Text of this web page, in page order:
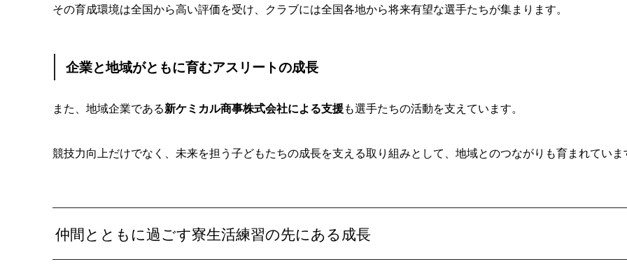
その育成環境は全国から高い評価を受け、クラブには全国各地から将来有望な選手たちが集まります。
企業と地域がともに育むアスリートの成長
また、地域企業である新ケミカル商事株式会社による支援も選手たちの活動を支えています。
競技力向上だけでなく、未来を担う子どもたちの成長を支える取り組みとして、地域とのつながりも育まれていま
仲間とともに過ごす寮生活練習の先にある成長